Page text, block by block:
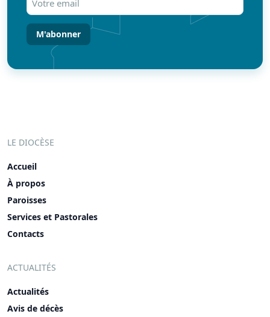
email
(Nécessaire)
LE DIOCÈSE
Accueil
À propos
Paroisses
Services et Pastorales
Contacts
ACTUALITÉS
Actualités
Avis de décès